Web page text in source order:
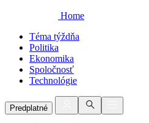
Home
Téma týždňa
Politika
Ekonomika
Spoločnosť
Technológie
Predplatné